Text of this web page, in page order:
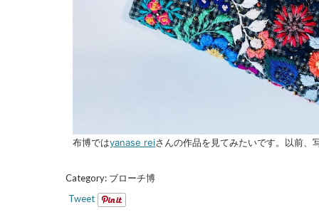
布博ではyanase reiさんの作品を見てみたいです。以前、
Category: ブローチ博
Tweet